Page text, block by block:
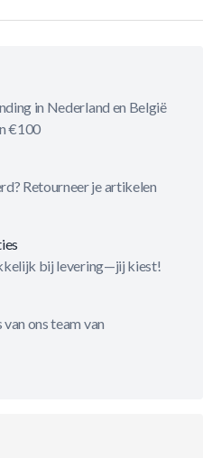
in Nederland en België
€100
Retourneer je artikelen
bij levering—jij kiest!
ons team van